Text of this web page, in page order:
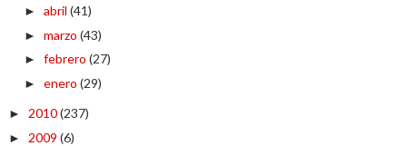
► abril (41)
► marzo (43)
► febrero (27)
► enero (29)
► 2010(237)
► 2009 (6)